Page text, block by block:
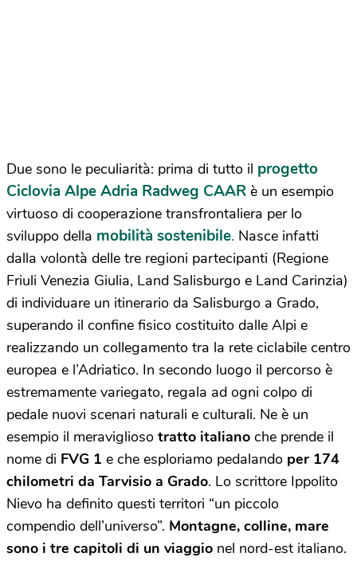
Due sono le peculiarità: prima di tutto il progetto
Ciclovia Alpe Adria Radweg CAAR è un esempio
virtuoso di cooperazione transfrontaliera per lo
sviluppo della mobilità sostenibile. Nasce infatti
dalla volontà delle tre regioni partecipanti (Regione
Friuli Venezia Giulia, Land Salisburgo e Land Carinzia)
di individuare un itinerario da Salisburgo a Grado,
superando il confine fisico costituito dalle Alpi e
realizzando un collegamento tra la rete ciclabile centro
europea e l’Adriatico. In secondo luogo il percorso è
estremamente variegato, regala ad ogni colpo di
pedale nuovi scenari naturali e culturali. Ne è un
esempio il meraviglioso tratto italiano che prende il
nome di FVG 1 e che esploriamo pedalando per 174
chilometri da Tarvisio a Grado. Lo scrittore Ippolito
Nievo ha definito questi territori “un piccolo
compendio dell’universo”. Montagne, colline, mare
sono i tre capitoli di un viaggio nel nord-est italiano.